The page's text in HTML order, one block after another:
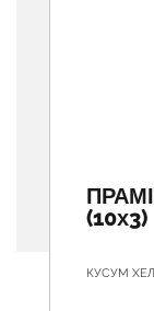
(10х3)
КУСУМ